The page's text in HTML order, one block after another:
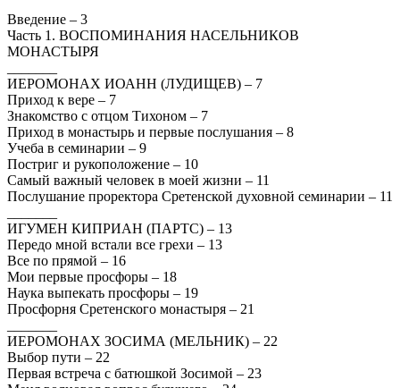
Введение – 3
Часть 1. ВОСПОМИНАНИЯ НАСЕЛЬНИКОВ
МОНАСТЫРЯ
ИЕРОМОНАХ ИОАНН (ЛУДИЩЕВ) – 7
Приход к вере – 7
Знакомство с отцом Тихоном – 7
Приход в монастырь и первые послушания – 8
Учеба в семинарии – 9
Постриг и рукоположение – 10
Самый важный человек в моей жизни – 11
Послушание проректора Сретенской духовной семинарии – 11
ИГУМЕН КИПРИАН (ПАРТC) – 13
Передо мной встали все грехи – 13
Все по прямой – 16
Мои первые просфоры – 18
Наука выпекать просфоры – 19
Просфорня Сретенского монастыря – 21
ИЕРОМОНАХ ЗОСИМА (МЕЛЬНИК) – 22
Выбор пути – 22
Первая встреча с батюшкой Зосимой – 23